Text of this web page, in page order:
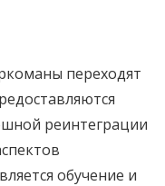
переходят
реинтеграции
обучение и